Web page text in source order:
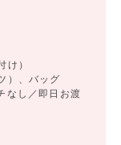
け）
）、バッグ
なし／即日お渡